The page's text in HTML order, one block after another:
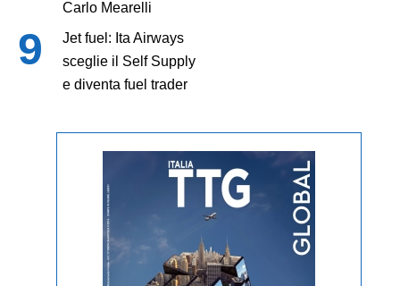
Carlo Mearelli
Jet fuel: Ita Airways
sceglie il Self Supply
e diventa fuel trader